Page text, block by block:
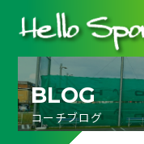
BLOG
コーチブログ